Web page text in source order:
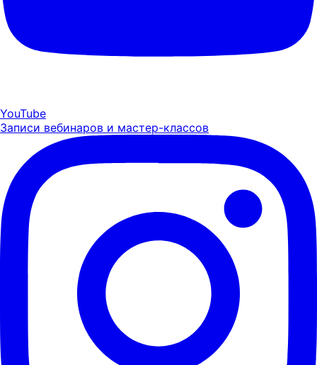
YouTube
Записи вебинаров и мастер-классов